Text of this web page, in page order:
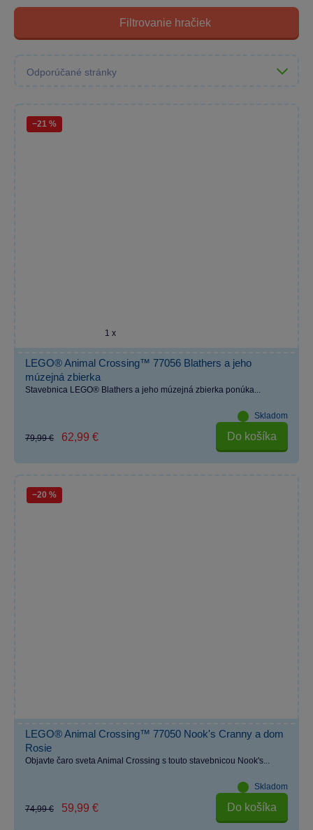
Filtrovanie hračiek
−21 %
1 x
LEGO® Animal Crossing™ 77056 Blathers a jeho
múzejná zbierka
Stavebnica LEGO® Blathers a jeho múzejná zbierka ponúka...
Skladom
79,99 € 62,99 € Do košíka
−20 %
LEGO® Animal Crossing™ 77050 Nook's Cranny a dom
Rosie
Objavte čaro sveta Animal Crossing s touto stavebnicou Nook's...
Skladom
74,99 € 59,99 € Do košíka